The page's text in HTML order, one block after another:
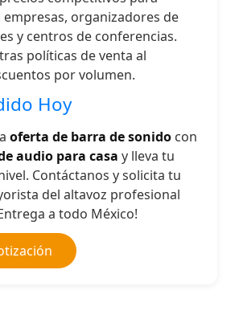
organizadores de
y centros de conferencias.
políticas de venta al
por volumen.
Hoy
oferta de barra de sonido con
audio para casa y lleva tu
Contáctanos y solicita tu
del altavoz profesional
a todo México!